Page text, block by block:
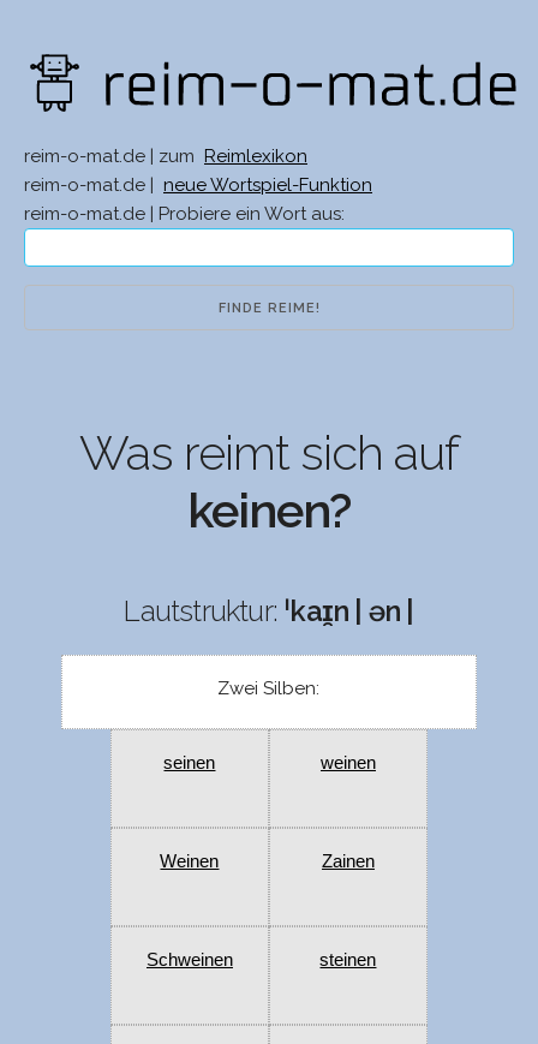
reim-o-mat.de | zum
Reimlexikon
reim-o-mat.de |
neue Wortspiel-Funktion
reim-o-mat.de | Probiere ein Wort aus:
Was reimt sich auf
keinen?
Lautstruktur: ˈkaɪ̯n | ən |
Zwei Silben:
seinen weinen
Weinen Zainen
Schweinen steinen